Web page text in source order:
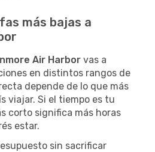
más bajas a
Air Harbor vas a
en distintos rangos de
depende de lo que más
viajar. Si el tiempo es tu
corto significa más horas
estar.
sin sacrificar